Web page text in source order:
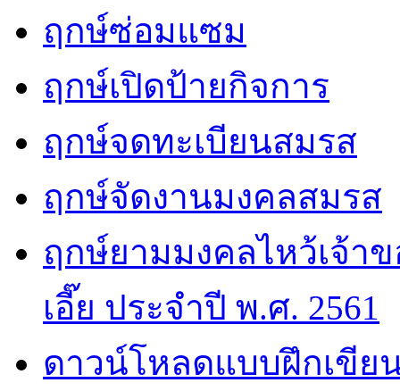
ฤกษ์ซ่อมแซม
ฤกษ์เปิดป้ายกิจการ
ฤกษ์จดทะเบียนสมรส
ฤกษ์จัดงานมงคลสมรส
ฤกษ์ยามมงคลไหว้เจ้า
เอี๊ย ประจำปี พ.ศ. 2561
ดาวน์โหลดแบบฝึกเขีย